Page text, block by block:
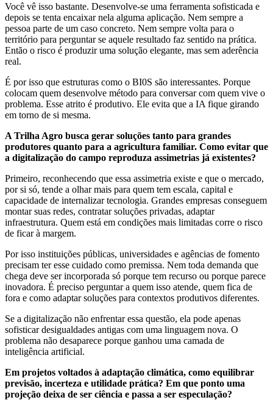
Você vê isso bastante. Desenvolve-se uma ferramenta sofisticada e
depois se tenta encaixar nela alguma aplicação. Nem sempre a
pessoa parte de um caso concreto. Nem sempre volta para o
território para perguntar se aquele resultado faz sentido na prática.
Então o risco é produzir uma solução elegante, mas sem aderência
real.
É por isso que estruturas como o BI0S são interessantes. Porque
colocam quem desenvolve método para conversar com quem vive o
problema. Esse atrito é produtivo. Ele evita que a IA fique girando
em torno de si mesma.
A Trilha Agro busca gerar soluções tanto para grandes
produtores quanto para a agricultura familiar. Como evitar que
a digitalização do campo reproduza assimetrias já existentes?
Primeiro, reconhecendo que essa assimetria existe e que o mercado,
por si só, tende a olhar mais para quem tem escala, capital e
capacidade de internalizar tecnologia. Grandes empresas conseguem
montar suas redes, contratar soluções privadas, adaptar
infraestrutura. Quem está em condições mais limitadas corre o risco
de ficar à margem.
Por isso instituições públicas, universidades e agências de fomento
precisam ter esse cuidado como premissa. Nem toda demanda que
chega deve ser incorporada só porque tem recurso ou porque parece
inovadora. É preciso perguntar a quem isso atende, quem fica de
fora e como adaptar soluções para contextos produtivos diferentes.
Se a digitalização não enfrentar essa questão, ela pode apenas
sofisticar desigualdades antigas com uma linguagem nova. O
problema não desaparece porque ganhou uma camada de
inteligência artificial.
Em projetos voltados à adaptação climática, como equilibrar
previsão, incerteza e utilidade prática? Em que ponto uma
projeção deixa de ser ciência e passa a ser especulação?